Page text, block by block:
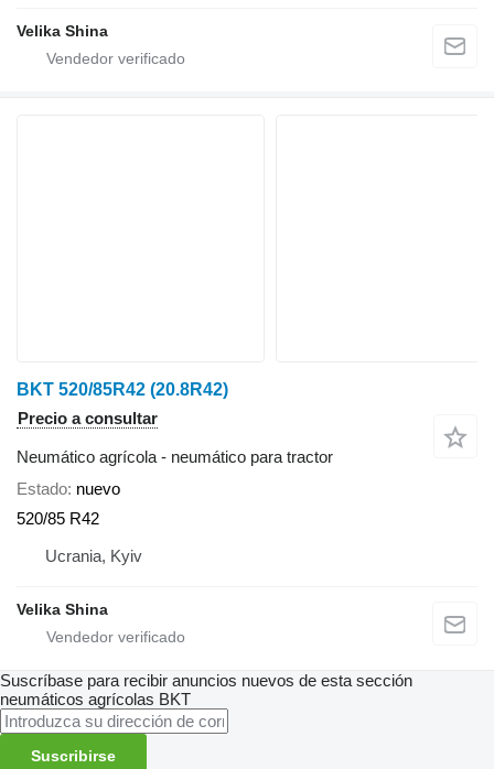
Velika Shina
BKT 520/85R42 (20.8R42)
Precio a consultar
Neumático agrícola - neumático para tractor
Estado nuevo
520/85 R42
Ucrania, Kyiv
Velika Shina
Suscríbase para recibir anuncios nuevos de esta sección
neumáticos agrícolas BKT
Suscribirse